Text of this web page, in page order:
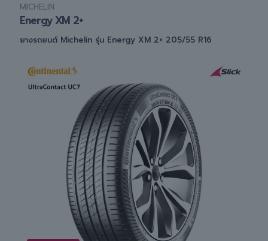
MICHELIN
Energy XM 2+
ยางรถยนต์ Michelin รุ่น Energy XM 2+ 205/55 R16